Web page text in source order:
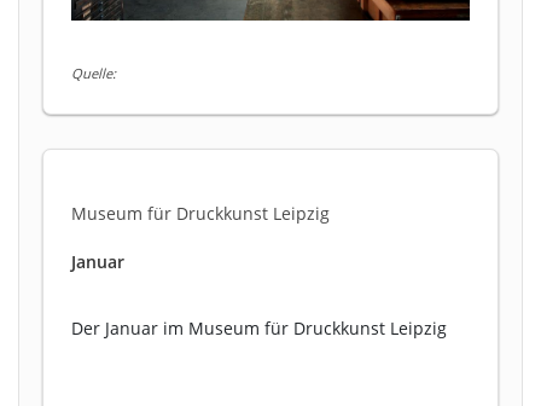
Quelle:
Museum für Druckkunst Leipzig
Januar
Der Januar im Museum für Druckkunst Leipzig